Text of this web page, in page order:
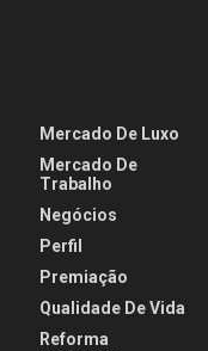
Mercado De Luxo
Mercado De
Trabalho
Negócios
Perfil
Premiação
Qualidade De Vida
Reforma